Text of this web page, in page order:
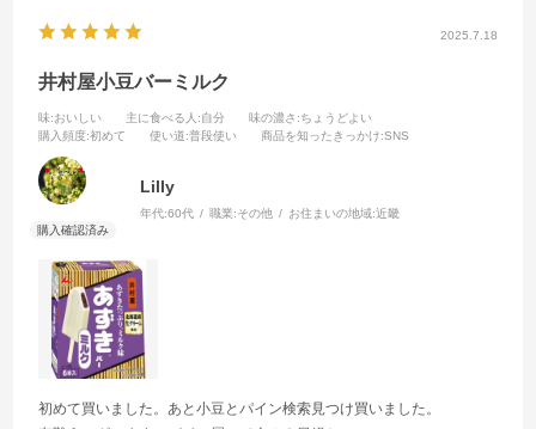
2025.7.18
井村屋小豆バーミルク
味:おいしい 主に食べる人 :自分 味の濃さ :ちょうどよい
購入頻度:初めて 使い道:普段使い 商品を知ったきっかけ:SNS
Lilly
年代:60代 職業:その他 お住まいの地域:近畿
初めて買いました。あと小豆とパイン検索見つけ買いました。